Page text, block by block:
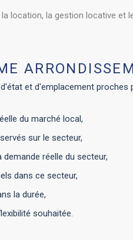
la location, la gestion locative et
et d'emplacement proches
du marché local,
sur le secteur,
réelle du secteur,
dans ce secteur,
la durée,
souhaitée.